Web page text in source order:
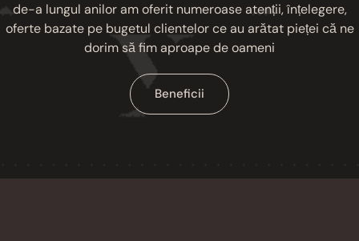
de-a lungul anilor am oferit numeroase atenții, înțelegere,
oferte bazate pe bugetul clientelor ce au arătat pieței că ne
dorim să fim aproape de oameni
Beneficii